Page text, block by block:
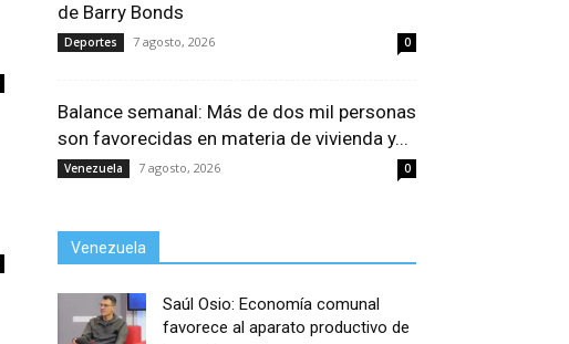
de Barry Bonds
Deportes 7 agosto, 2026 0
Balance semanal: Más de dos mil personas
son favorecidas en materia de vivienda y...
Venezuela 7 agosto, 2026 0
Venezuela
Saúl Osio: Economía comunal
favorece al aparato productivo de